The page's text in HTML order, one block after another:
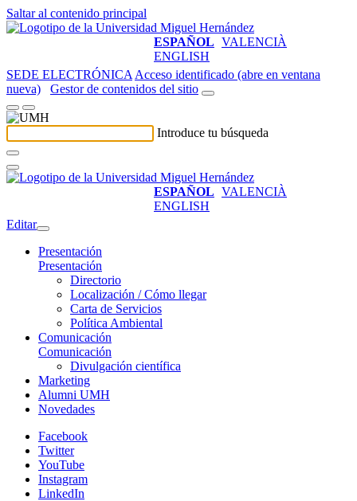
Saltar al contenido principal
ESPAÑOL VALENCIÀ
ENGLISH
SEDE ELECTRÓNICA Acceso identificado (abre en ventana
nueva)
Gestor de contenidos del sitio
Introduce tu búsqueda
ESPAÑOL VALENCIÀ
ENGLISH
Editar
Presentación
Presentación
Directorio
Localización / Cómo llegar
Carta de Servicios
Política Ambiental
Comunicación
Comunicación
Divulgación científica
Marketing
Alumni UMH
Novedades
Facebook
Twitter
YouTube
Instagram
LinkedIn